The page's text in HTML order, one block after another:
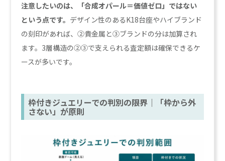
注意したいのは、「合成オパール＝価値ゼロ」ではない
という点です。 デザイン性のあるK18台座やハイブランド
の刻印があれば、②貴金属と③ブランドの分は加算され
ます。3層構造の②③で支えられる査定額は確保できるケ
ースが多いです。
枠付きジュエリーでの判別の限界｜「枠から外
さない」が原則